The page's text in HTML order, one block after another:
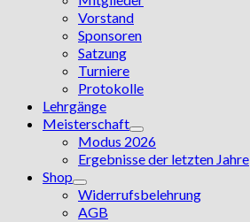
Vorstand
Sponsoren
Satzung
Turniere
Protokolle
Lehrgänge
Meisterschaft
Modus 2026
Ergebnisse der letzten Jahre
Shop
Widerrufsbelehrung
AGB